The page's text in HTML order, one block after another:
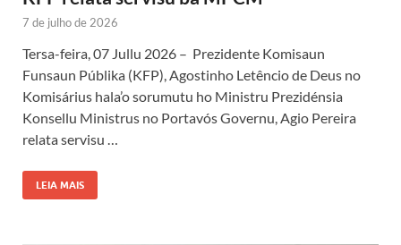
7 de julho de 2026
Tersa-feira, 07 Jullu 2026 – Prezidente Komisaun
Funsaun Públika (KFP), Agostinho Letêncio de Deus no
Komisárius hala’o sorumutu ho Ministru Prezidénsia
Konsellu Ministrus no Portavós Governu, Agio Pereira
relata servisu …
LEIA MAIS